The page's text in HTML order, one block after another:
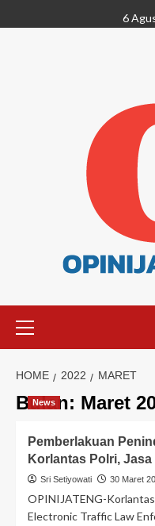
6
HOME 2022 MARET
Bulan: Maret
News
Pemberlakuan
Korlantas Polri,
Sri Setiyowati 30 Maret
OPINIJATENG-
Electronic Traffic Law